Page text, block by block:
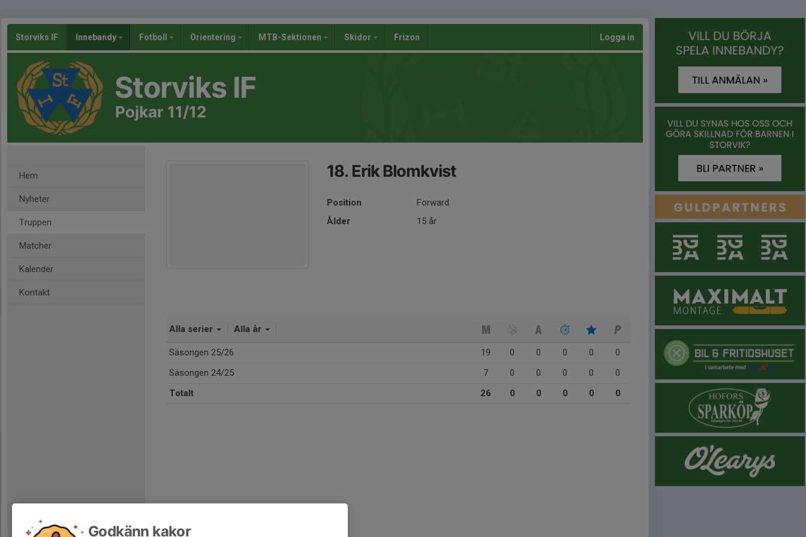
Storviks IF Innebandy Fotboll Orientering MTB-Sektionen Skidor Frizon Logga in
Storviks IF
Pojkar 11/12
Hem
Nyheter
Truppen
Matcher
Kalender
Kontakt
18. Erik Blomkvist
Position
Forward
Ålder
15 år
Alla serier Alla år
Säsongen 25/26 19 0 0 0 0
0
Säsongen 24/25
7 0 0 0 0
0
Totalt
26 0 0 0 0 0
Godkänn kakor